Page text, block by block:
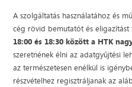
A szolgáltatás használatához és
cég rövid bemutatót és
18:00 és 18:30 között a HTK
szeretnének élni az adatgyűjtési
az természetesen enélkül is
részvételhez regisztráljanak az